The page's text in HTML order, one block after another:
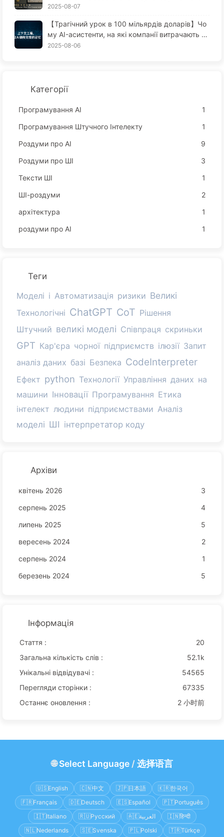
и запису, відбору, стиснення та ізоляції, щоб т
2025-08-07
【Трагічний урок в 100 мільярдів доларів】Чо
му AI-асистенти, на які компанії витрачають ве
личезні гроші, завжди "забувають" у критичні
2025-08-06
Категорії
Програмування АІ
1
Програмування Штучного Інтелекту
1
Роздуми про AI
9
Роздуми про ШІ
3
Тексти ШІ
1
ШІ-роздуми
2
архітектура
1
роздуми про AI
1
Теги
Моделі і Автоматизація ризики Великі
Технологічні ChatGPT CoT Рішення
Штучний великі моделі Співпраця скриньки
GPT Кар'єра чорної підприємств ілюзії Запит
аналіз даних базі Безпека CodeInterpreter
Ефект python Технології Управління даних на
машини Інновації Програмування Етика
інтелект людини підприємствами Аналіз
моделі ШІ інтерпретатор коду
Архіви
квітень 2026
3
серпень 2025
4
липень 2025
5
вересень 2024
2
серпень 2024
1
березень 2024
5
Інформація
Стаття :
20
Загальна кількість слів :
52.1k
Унікальні відвідувачі :
54565
Перегляди сторінки :
67335
Останнє оновлення :
2 小时前
🌐Select Language/ 选择语言
🇺🇸English 🇨🇳中文 🇯🇵日本語 🇰🇷한국어
🇫🇷Français 🇩🇪Deutsch 🇪🇸Español 🇵🇹Português
🇮🇹Italiano 🇷🇺Русский 🇦🇪العربية 🇮🇳हिन्दी
🇳🇱Nederlands 🇸🇪Svenska 🇵🇱Polski 🇹🇷Türkçe